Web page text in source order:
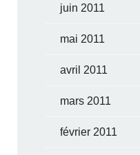
juin 2011
mai 2011
avril 2011
mars 2011
février 2011